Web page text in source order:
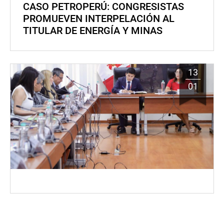
CASO PETROPERÚ: CONGRESISTAS
PROMUEVEN INTERPELACIÓN AL
TITULAR DE ENERGÍA Y MINAS
13
01